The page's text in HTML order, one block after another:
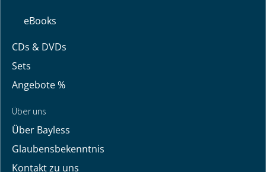
eBooks
CDs & DVDs
Sets
Angebote %
Über uns
Über Bayless
Glaubensbekenntnis
Kontakt zu uns